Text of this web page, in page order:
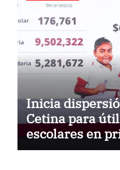
Inicia
Cetina para
escolares en
Claudia